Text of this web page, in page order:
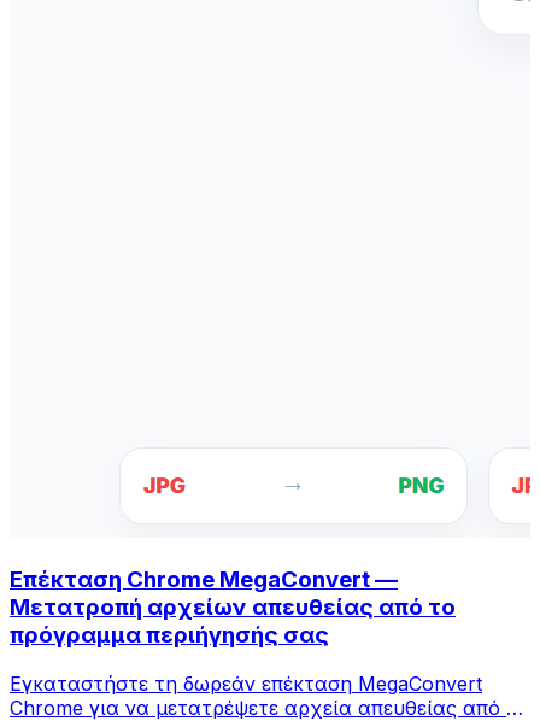
Επέκταση Chrome MegaConvert —
Μετατροπή αρχείων απευθείας από το
πρόγραμμα περιήγησής σας
Εγκαταστήστε τη δωρεάν επέκταση MegaConvert
Chrome για να μετατρέψετε αρχεία απευθείας από τη